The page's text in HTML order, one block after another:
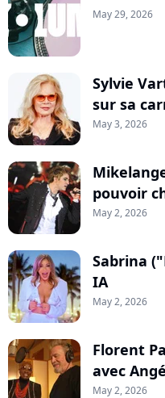
May 29, 2026
Sylvie
sur sa
May 3, 2026
pouvoir
May 2, 2026
Sabrina
IA
May 2, 2026
Florent
avec
May 2, 2026